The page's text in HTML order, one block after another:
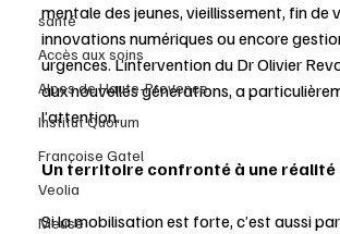
santé
Accès aux soins
Alpes de Haute-Provence
Institut Quorum
Françoise Gatel
Veolia
Meuse
mentale des jeunes, vieillissement, fin de
innovations numériques ou encore
urgences. L’intervention du Dr Olivier
aux nouvelles générations, a
l’attention.
Un territoire confronté à une réalité
Si la mobilisation est forte, c’est aussi